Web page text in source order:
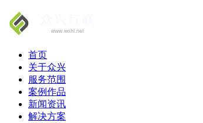
首页
关于众兴
服务范围
案例作品
新闻资讯
解决方案